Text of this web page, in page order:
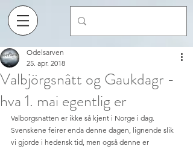
Valbjörgsnâtt og Gaukdagr -
hva 1. mai egentlig er
Odelsarven
25. apr. 2018
Valborgsnatten er ikke så kjent i Norge i dag.
Svenskene feirer enda denne dagen, lignende slik
vi gjorde i hedensk tid, men også denne er